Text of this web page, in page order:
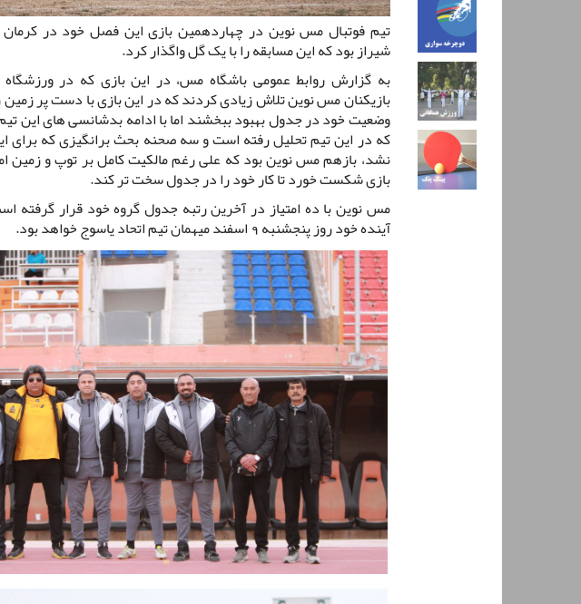
تیم فوتبال مس نوین در چهاردهمین بازی این فصل خود در کرمان
شیراز بود که این مسابقه را با یک گل واگذار کرد.
به گزارش روابط عمومی باشگاه مس، در این بازی که در ورزشگاه
بازیکنان مس نوین تلاش زیادی کردند که در این بازی با دست پر
وضعیت خود در جدول بهبود ببخشند اما با ادامه بدشانسی های این
که در این تیم تحلیل رفته است و سه صحنه بحث برانگیزی که برای‌
نشد، بازهم مس نوین بود که علی رغم مالکیت کامل بر توپ و زمین
بازی شکست خورد تا کار خود را در جدول سخت تر کند.
مس نوین با ده امتیاز در آخرین رتبه جدول گروه خود قرار گرفته
آینده خود روز پنجشنبه 9 اسفند میهمان تیم اتحاد یاسوج خواهد بود.